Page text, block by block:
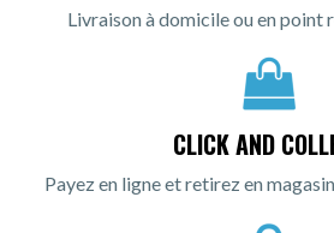
Livraison à domicile ou en point
CLICK AND
Payez en ligne et retirez en